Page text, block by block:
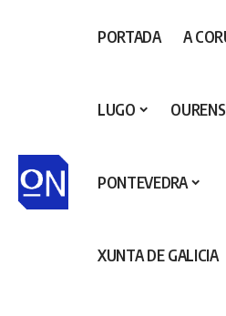
PORTADA A
LUGO
PONTEVEDRA
XUNTA DE GALICIA